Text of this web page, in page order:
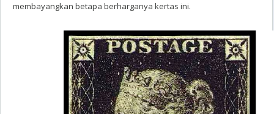
membayangkan betapa berharganya kertas ini.
The Penny Black - €3,000 (Rp50 juta)